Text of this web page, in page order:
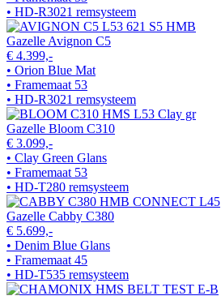
• HD-R3021 remsysteem
Gazelle Avignon C5
€ 4.399,-
• Orion Blue Mat
• Framemaat 53
• HD-R3021 remsysteem
Gazelle Bloom C310
€ 3.099,-
• Clay Green Glans
• Framemaat 53
• HD-T280 remsysteem
Gazelle Cabby C380
€ 5.699,-
• Denim Blue Glans
• Framemaat 45
• HD-T535 remsysteem